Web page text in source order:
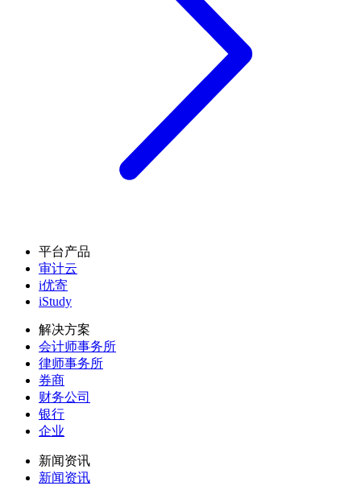
平台产品
审计云
i优寄
iStudy
解决方案
会计师事务所
律师事务所
券商
财务公司
银行
企业
新闻资讯
新闻资讯